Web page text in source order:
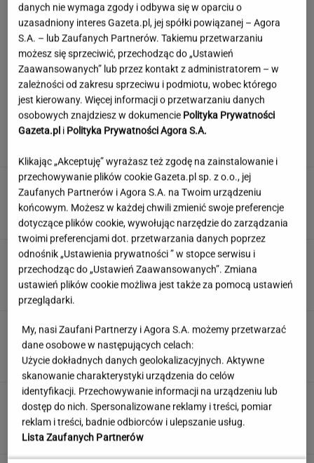
Matki znalazły sposób, aby
dorobić. Dzieci są tu atutem
Quiz o "Seksmisji". Sprawdź, jak dobrze
pamiętasz ten kultowy film
"Mam nadzieję, że zrobią trzecią część". Po 20
latach wywołał burzę
To nie droga na skróty. Matka pokazuje, jak
naprawdę wygląda edukacja domowa
MATERIAŁ PROMOCYJNY
Uruchomili "Tindera dla
medyków". Szybko zgłosili się też adwokaci
SUBSKRYPCJA
danych nie wymaga zgody i odbywa się w oparciu o
uzasadniony interes Gazeta.pl, jej spółki powiązanej – Agora
S.A. – lub Zaufanych Partnerów. Takiemu przetwarzaniu
możesz się sprzeciwić, przechodząc do „Ustawień
Zaawansowanych” lub przez kontakt z administratorem – w
zależności od zakresu sprzeciwu i podmiotu, wobec którego
jest kierowany. Więcej informacji o przetwarzaniu danych
osobowych znajdziesz w dokumencie Polityka Prywatności
Gazeta.pl i Polityka Prywatności Agora S.A.
Klikając „Akceptuję” wyrażasz też zgodę na zainstalowanie i
przechowywanie plików cookie Gazeta.pl sp. z o.o., jej
Zaufanych Partnerów i Agora S.A. na Twoim urządzeniu
końcowym. Możesz w każdej chwili zmienić swoje preferencje
dotyczące plików cookie, wywołując narzędzie do zarządzania
twoimi preferencjami dot. przetwarzania danych poprzez
odnośnik „Ustawienia prywatności ” w stopce serwisu i
przechodząc do „Ustawień Zaawansowanych”. Zmiana
ustawień plików cookie możliwa jest także za pomocą ustawień
przeglądarki.
My, nasi Zaufani Partnerzy i Agora S.A. możemy przetwarzać
dane osobowe w następujących celach:
Użycie dokładnych danych geolokalizacyjnych. Aktywne
skanowanie charakterystyki urządzenia do celów
identyfikacji. Przechowywanie informacji na urządzeniu lub
dostęp do nich. Spersonalizowane reklamy i treści, pomiar
reklam i treści, badnie odbiorców i ulepszanie usług.
Lista Zaufanych Partnerów